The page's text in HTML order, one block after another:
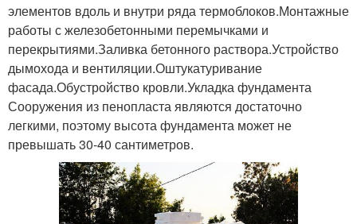
элементов вдоль и внутри ряда термоблоков.Монтажные
работы с железобетонными перемычками и
перекрытиями.Заливка бетонного раствора.Устройство
дымохода и вентиляции.Оштукатуривание
фасада.Обустройство кровли.Укладка фундамента
Сооружения из пенопласта являются достаточно
легкими, поэтому высота фундамента может не
превышать 30-40 сантиметров.